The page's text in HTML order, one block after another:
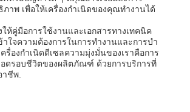
าพ เพื่อให้เครื่องกําเนิดของคุณทํางานได้
ให้คู่มือการใช้งานและเอกสารทางเทคนิค
ใจความต้องการในการทํางานและการบํา
รื่องกําเนิดดีเซลความมุ่งมั่นของเราคือการ
รอบชีวิตของผลิตภัณฑ์ ด้วยการบริการที่
ชีพ.